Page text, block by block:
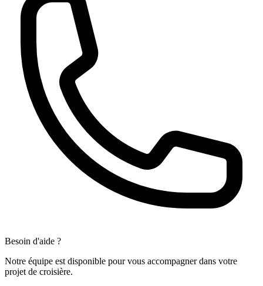
Besoin d'aide ?
Notre équipe est disponible pour vous accompagner dans votre
projet de croisière.